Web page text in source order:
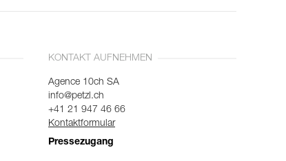
KONTAKT AUFNEHMEN
Agence 10ch SA
info@petzl.ch
+41 21 947 46 66
Kontaktformular
Pressezugang